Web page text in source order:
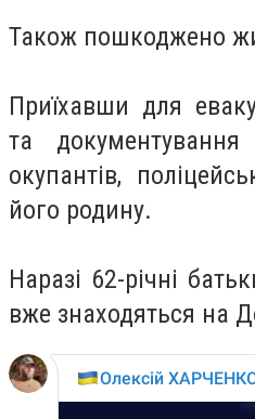
Також пошкоджено
Приїхавши для
та
окупантів,
його родину.
Наразі 62-річні
вже знаходяться на